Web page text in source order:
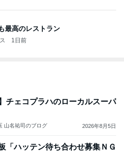
最高のレストラン
1日前
チェコプラハのローカルスーパ
山名祐司のブログ 2026年8月5日
「ハッテン待ち合わせ募集ＮＧ